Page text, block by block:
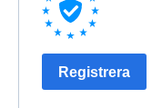
Registrera